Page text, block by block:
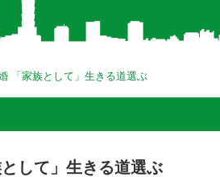
「家族として」生きる道選ぶ
して」生きる道選ぶ